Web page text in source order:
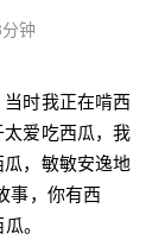
钟
时我正在啃西
爱吃西瓜，我
，敏敏安逸地
事，你有西
。